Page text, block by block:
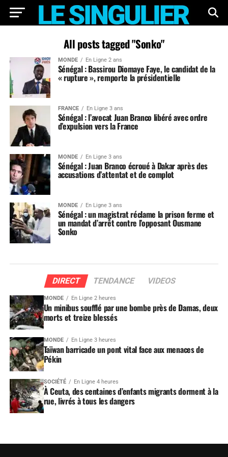
All posts tagged "Sonko"
MONDE En Ligne 2 ans
Sénégal : Bassirou Diomaye Faye, le candidat de la
« rupture », remporte la présidentielle
FRANCE En Ligne 3 ans
Sénégal : l’avocat Juan Branco libéré avec ordre
d’expulsion vers la France
MONDE En Ligne 3 ans
Sénégal : Juan Branco écroué à Dakar après des
accusations d’attentat et de complot
MONDE En Ligne 3 ans
Sénégal : un magistrat réclame la prison ferme et
un mandat d’arrêt contre l’opposant Ousmane
Sonko
DIRECT TENDANCE VIDEOS
MONDE En Ligne 2 heures
Un minibus soufflé par une bombe près de Damas, deux
morts et treize blessés
MONDE En Ligne 3 heures
Taïwan barricade un pont vital face aux menaces de
Pékin
SOCIÉTÉ En Ligne 4 heures
À Ceuta, des centaines d’enfants migrants dorment à la
rue, livrés à tous les dangers